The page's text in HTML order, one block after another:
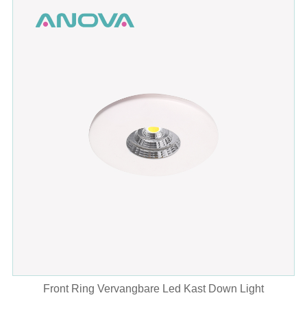
Front Ring Vervangbare Led Kast Down Light